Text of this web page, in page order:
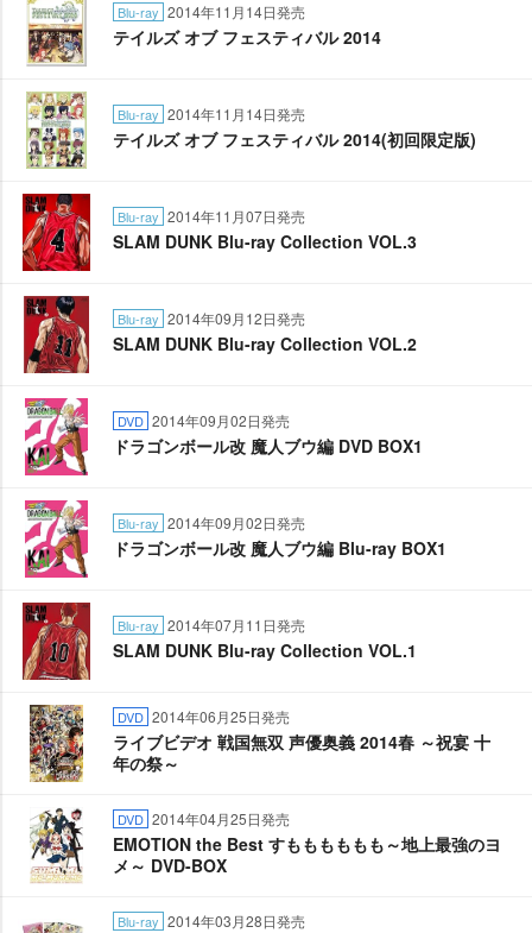
Blu-ray 2014年11月14日発売
テイルズ オブ フェスティバル 2014
Blu-ray 2014年11月14日発売
テイルズ オブ フェスティバル 2014(初回限定版)
Blu-ray 2014年11月07日発売
SLAM DUNK Blu-ray Collection VOL.3
Blu-ray 2014年09月12日発売
SLAM DUNK Blu-ray Collection VOL.2
DVD 2014年09月02日発売
ドラゴンボール改 魔人ブウ編 DVD BOX1
Blu-ray 2014年09月02日発売
ドラゴンボール改 魔人ブウ編 Blu-ray BOX1
Blu-ray 2014年07月11日発売
SLAM DUNK Blu-ray Collection VOL.1
DVD 2014年06月25日発売
ライブビデオ 戦国無双 声優奥義 2014春 ～祝宴 十
年の祭～
DVD 2014年04月25日発売
EMOTION the Best すもももももも～地上最強のヨ
メ～ DVD-BOX
Blu-ray 2014年03月28日発売